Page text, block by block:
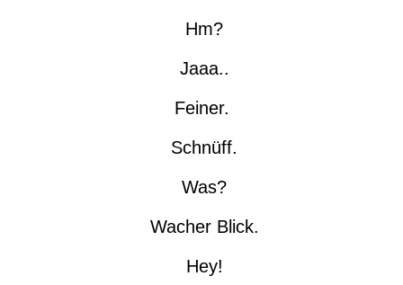
Hm?
Jaaa..
Feiner.
Schnüff.
Was?
Wacher Blick.
Hey!